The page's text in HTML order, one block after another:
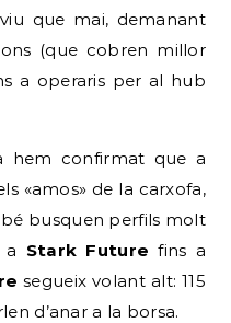
que mai, demanant
(que cobren millor
a operaris per al hub
hem confirmat que a
«amos» de la carxofa,
busquen perfils molt
a Stark Future fins a
segueix volant alt: 115
d’anar a la borsa.